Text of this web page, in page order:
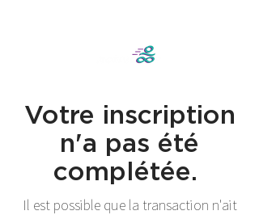
Votre inscription
n'a pas été
complétée.
Il est possible que la transaction n'ait